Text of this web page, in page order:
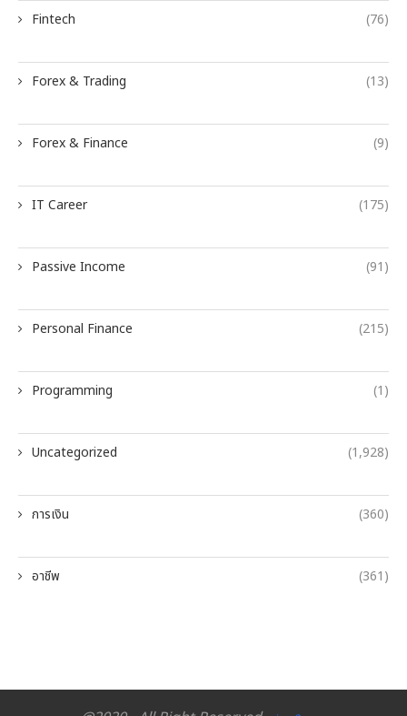
Fintech (76)
Forex & Trading (13)
Forex & Finance (9)
IT Career (175)
Passive Income (91)
Personal Finance (215)
Programming (1)
Uncategorized (1,928)
การเงิน (360)
อาชีพ (361)